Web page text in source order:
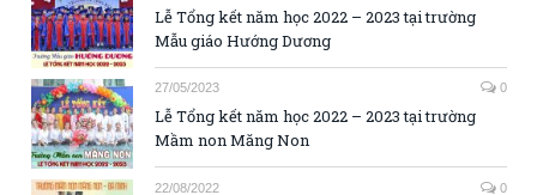
Lễ Tổng kết năm học 2022 – 2023 tại trường
Mẫu giáo Hướng Dương
27/05/2023 0
Lễ Tổng kết năm học 2022 – 2023 tại trường
Mầm non Măng Non
22/08/2022 0